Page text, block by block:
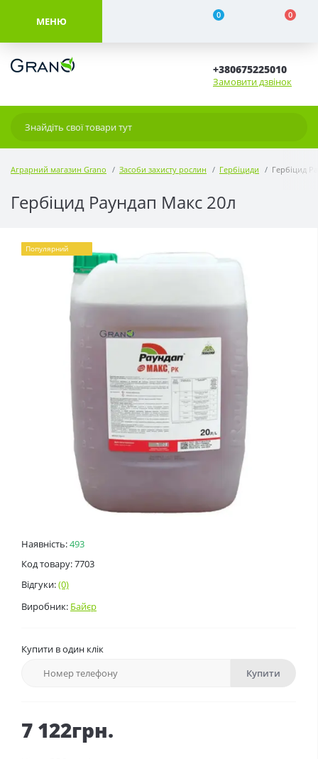
МЕНЮ 0 0
+380675225010
Замовити дзвінок
Аграрний магазин Grano Засоби захисту рослин Гербіциди Гербіцид
Гербіцид Раундап Макс 20л
Наявність:493
Код товару: 7703
Відгуки:(0)
Виробник: Байєр
Популярний
Купити в один клік
Купити
7 122грн.